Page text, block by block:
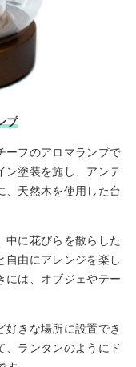
プ
ーフのアロマランプで
ン塗装を施し、アンテ
、天然木を使用した台
中に花びらを散らした
自由にアレンジを楽し
には、オブジェやテー
好きな場所に設置でき
、ランタンのようにド